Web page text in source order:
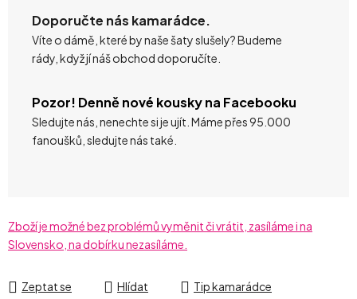
Doporučte nás kamarádce.
Víte o dámě, které by naše šaty slušely? Budeme
rády, když jí náš obchod doporučíte.
Pozor! Denně nové kousky na Facebooku
Sledujte nás, nenechte si je ujít. Máme přes 95.000
fanoušků, sledujte nás také.
Zboží je možné bez problémů vyměnit či vrátit, zasíláme i na
Slovensko, na dobírku nezasíláme.
Zeptat se Hlídat Tip kamarádce